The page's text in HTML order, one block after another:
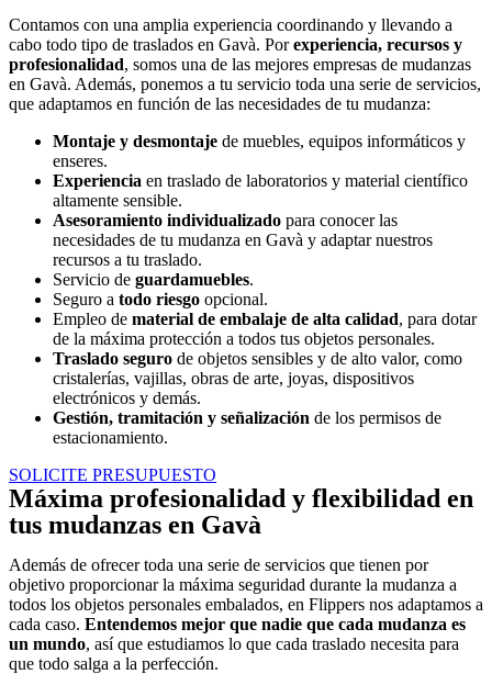
Contamos con una amplia experiencia coordinando y llevando a
cabo todo tipo de traslados en Gavà. Porexperiencia, recursos y
profesionalidad, somos una de las mejores empresas de mudanzas
en Gavà. Además, ponemos a tu servicio toda una serie de servicios,
que adaptamos en función de las necesidades de tu mudanza:
Montaje y desmontaje de muebles, equipos informáticos y
enseres.
Experiencia en traslado de laboratorios y material científico
altamente sensible.
Asesoramiento individualizado para conocer las
necesidades de tu mudanza en Gavà y adaptar nuestros
recursos a tu traslado.
Servicio de guardamuebles.
Seguro a todo riesgo opcional.
Empleo de material de embalaje de alta calidad, para dotar
de la máxima protección a todos tus objetos personales.
Traslado seguro de objetos sensibles y de alto valor, como
cristalerías, vajillas, obras de arte, joyas, dispositivos
electrónicos y demás.
Gestión, tramitación y señalización de los permisos de
estacionamiento.
SOLICITE PRESUPUESTO
Máxima profesionalidad y flexibilidad en
tus mudanzas en Gavà
Además de ofrecer toda una serie de servicios que tienen por
objetivo proporcionar la máxima seguridad durante la mudanza a
todos los objetos personales embalados, en Flippers nos adaptamos a
cada caso. Entendemos mejor que nadie que cada mudanza es
un mundo, así que estudiamos lo que cada traslado necesita para
que todo salga a la perfección.